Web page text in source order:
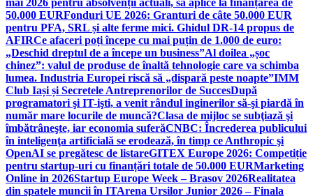
mai 2026 pentru absolvenții actuali, să aplice la finanțarea de
50.000 EURFonduri UE 2026: Granturi de câte 50.000 EUR
pentru PFA, SRL și alte ferme mici. Ghidul DR-14 propus de
AFIRCe afaceri poți începe cu mai puțin de 1.000 de euro:
„Deschid dreptul de a începe un business”Al doilea „șoc
chinez”: valul de produse de înaltă tehnologie care va schimba
lumea. Industria Europei riscă să „dispară peste noapte”IMM
Club Iași și Secretele Antreprenorilor de SuccesDupă
programatori şi IT-işti, a venit rândul inginerilor să-şi piardă în
număr mare locurile de muncă?Clasa de mijloc se subţiază şi
îmbătrâneşte, iar economia suferăCNBC: Încrederea publicului
în inteligenţa artificială se erodează, în timp ce Anthropic şi
OpenAI se pregătesc de listareGITEX Europe 2026: Competiție
pentru startup-uri cu finanțări totale de 50.000 EURMarketing
Online in 2026Startup Europe Week – Brasov 2026Realitatea
din spatele muncii în ITArena Ursilor Junior 2026 – Finala